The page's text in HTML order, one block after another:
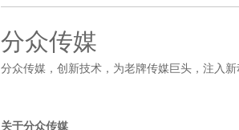
分众传媒
分众传媒，创新技术，为老牌传媒巨头，注入新
关于分众传媒